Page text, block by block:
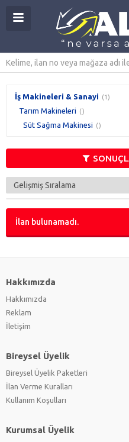
İş Makineleri & Sanayi (1)
Tarım Makineleri ()
Süt Sağma Makinesi ()
İlan bulunamadı.
Hakkımızda
Hakkımızda
Reklam
İletişim
Bireysel Üyelik
Bireysel Üyelik Paketleri
İlan Verme Kuralları
Kullanım Koşulları
Kurumsal Üyelik